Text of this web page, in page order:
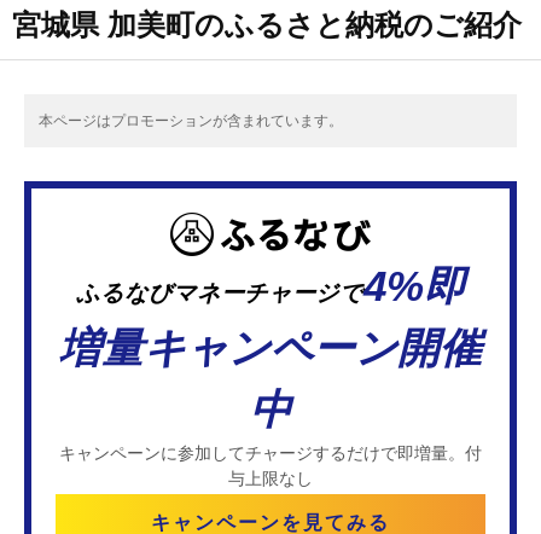
宮城県 加美町のふるさと納税のご紹介
本ページはプロモーションが含まれています。
ふるなびマネーチャージで4%即
増量キャンペーン開催
中
キャンペーンに参加してチャージするだけで即増量。付
与上限なし
キャンペーンを見てみる